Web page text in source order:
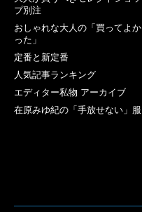
プ別注
おしゃれな大人の「買ってよか
った」
定番と新定番
人気記事ランキング
エディター私物 アーカイブ
在原みゆ紀の「手放せない」服